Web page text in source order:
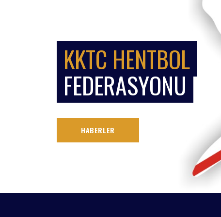
KKTC HENTBOL
FEDERASYONU
HABERLER